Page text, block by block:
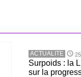
ACTUALITE
Surpoids : la
sur la